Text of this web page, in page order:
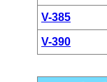
V-385
V-390